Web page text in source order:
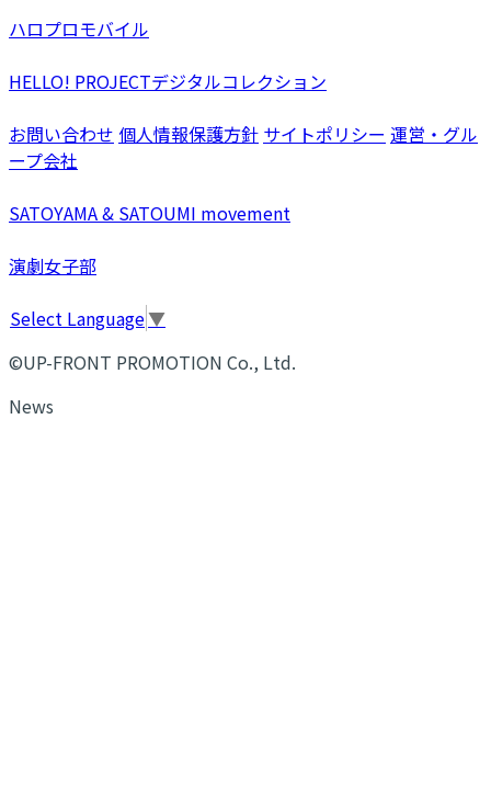
ハロプロモバイル
HELLO! PROJECTデジタルコレクション
お問い合わせ 個人情報保護方針 サイトポリシー 運営・グル
ープ会社
SATOYAMA & SATOUMI movement
演劇女子部
Select Language▼
©UP-FRONT PROMOTION Co., Ltd.
News